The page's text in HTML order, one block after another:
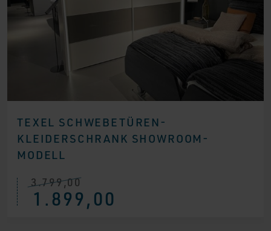
TEXEL SCHWEBETÜREN-
KLEIDERSCHRANK SHOWROOM-
MODELL
3.799,00
Ursprünglicher
Preis
war:1.899,00
Aktueller
Preis
ist: